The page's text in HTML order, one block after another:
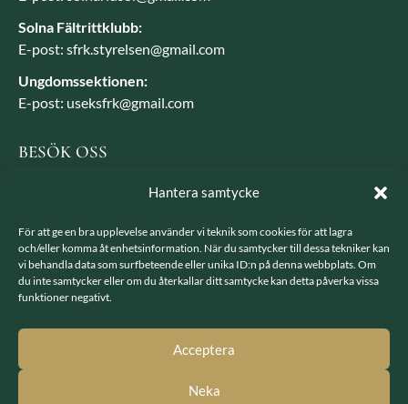
Hantera samtycke
För att ge en bra upplevelse använder vi teknik som cookies för att lagra
och/eller komma åt enhetsinformation. När du samtycker till dessa tekniker kan
vi behandla data som surfbeteende eller unika ID:n på denna webbplats. Om
du inte samtycker eller om du återkallar ditt samtycke kan detta påverka vissa
funktioner negativt.
Acceptera
Neka
Solna Fältrittklubb:
E-post: sfrk.styrelsen@gmail.com
Ungdomssektionen:
E-post: useksfrk@gmail.com
BESÖK OSS
Besöksadress: Järvavägen 7, 170 79 Solna
LÄNKAR
Integritetspolicy
GDPR - hantering av personuppgifter